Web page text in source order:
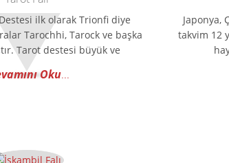
ilk olarak Trionfi diye
Tarochhi, Tarock ve başka
Tarot destesi büyük ve
Oku...
Japonya,
takvim 12